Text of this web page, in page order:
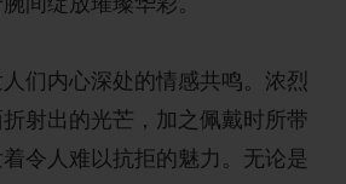
们内心深处的情感共鸣。浓烈
射出的光芒，加之佩戴时所带
令人难以抗拒的魅力。无论是